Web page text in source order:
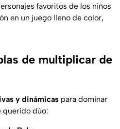
favoritos de los niños
en un juego lleno de color,
de multiplicar de
y dinámicas para dominar
querido dúo: